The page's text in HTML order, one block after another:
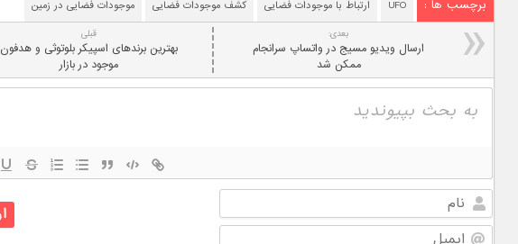
برچسب ها : UFO ارتباط با موجودات فضایی کشف موجودات فضایی موجودات فضایی در زمین
قبلی
بهترین برندهای اسپیکر بلوتوثی و هدفون
موجود در بازار
بعدی:
ارسال ویدیو مسیج در واتساپ سرانجام
ممکن شد
نام
ایمیل